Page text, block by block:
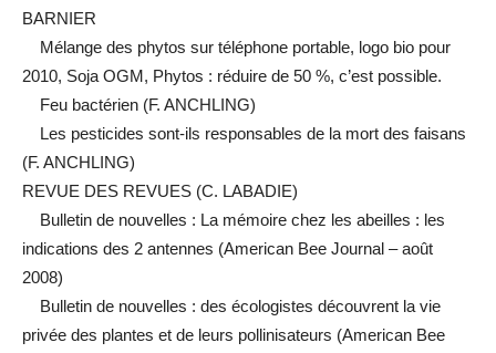
BARNIER
Mélange des phytos sur téléphone portable, logo bio pour
2010, Soja OGM, Phytos : réduire de 50 %, c’est possible.
Feu bactérien (F. ANCHLING)
Les pesticides sont-ils responsables de la mort des faisans
(F. ANCHLING)
REVUE DES REVUES (C. LABADIE)
Bulletin de nouvelles : La mémoire chez les abeilles : les
indications des 2 antennes (American Bee Journal – août
2008)
Bulletin de nouvelles : des écologistes découvrent la vie
privée des plantes et de leurs pollinisateurs (American Bee